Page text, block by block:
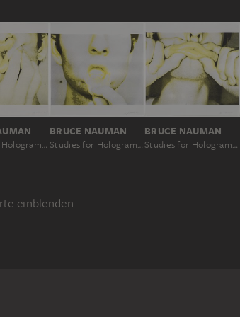
Studies for Holograms (pinched cheeks)
BRUCE NAUMAN
Studies for Holograms (pulled lower lip)
BRUCE NAUMAN
Studies for Holograms (pinched lips)
einblenden